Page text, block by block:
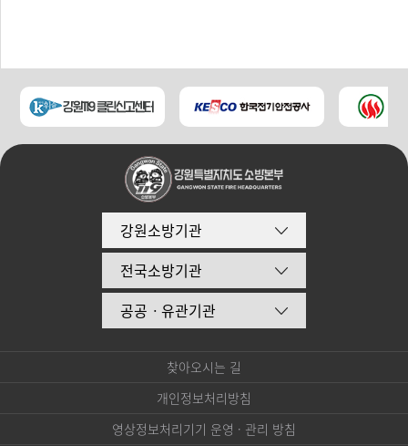
강원소방기관
전국소방기관
공공ㆍ유관기관
찾아오시는 길
개인정보처리방침
영상정보처리기기 운영 · 관리 방침